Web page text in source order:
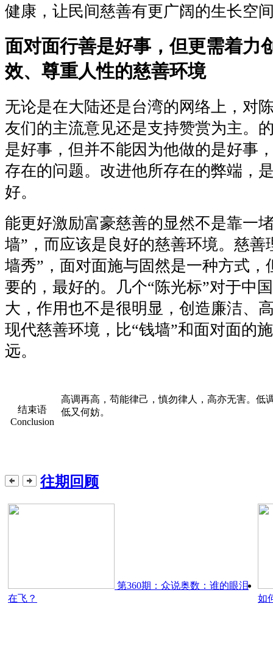
健康，让民间慈善有更广阔的生长空
面对面行善是好事，但更需着力
效、尊重人性的慈善环境
无论是在大陆还是台湾的网络上，对
友们的主流意见还是支持赞赏为主。
是好事，但并不能因为他做的是好事
存在的问题。改进他所存在的弊端，
好。
能更好激励富豪慈善的显然不是靠一
墙”，而应该是良好的慈善环境。慈善
墙秀”，面对面施与固然是一种方式，
要的，最好的。几个“陈光标”对于中
大，作用也不是很明显，创造廉洁、
现代慈善环境，比“钱墙”和面对面的
远。
结束语
Conclusion
高调再高，苟能律己，慎勿律人，高亦无害。低
低又何妨。
往期回顾
第360期：众说奥数：谁的眼泪
在飞？
如